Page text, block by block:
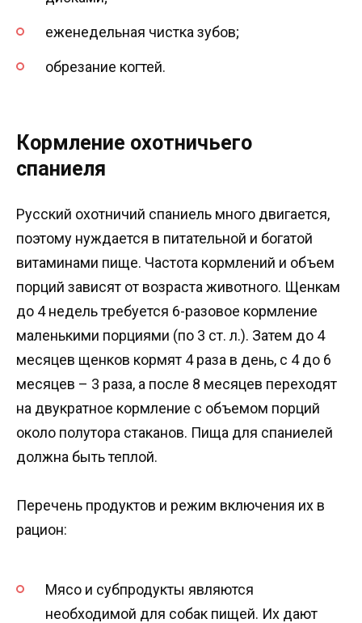
еженедельная чистка зубов;
обрезание когтей.
Кормление охотничьего
спаниеля
Русский охотничий спаниель много двигается,
поэтому нуждается в питательной и богатой
витаминами пище. Частота кормлений и объем
порций зависят от возраста животного. Щенкам
до 4 недель требуется 6-разовое кормление
маленькими порциями (по 3 ст. л.). Затем до 4
месяцев щенков кормят 4 раза в день, с 4 до 6
месяцев – 3 раза, а после 8 месяцев переходят
на двукратное кормление с объемом порций
около полутора стаканов. Пища для спаниелей
должна быть теплой.
Перечень продуктов и режим включения их в
рацион:
Мясо и субпродукты являются
необходимой для собак пищей. Их дают